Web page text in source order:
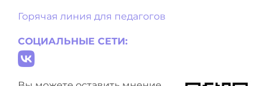
Горячая линия для педагогов
СОЦИАЛЬНЫЕ СЕТИ: